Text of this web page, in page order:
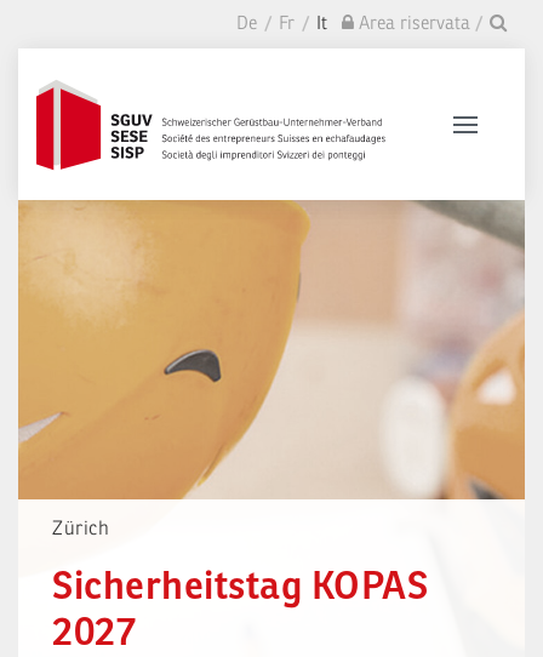
Area riservata
De Fr It
Zürich
Sicherheitstag KOPAS
2027